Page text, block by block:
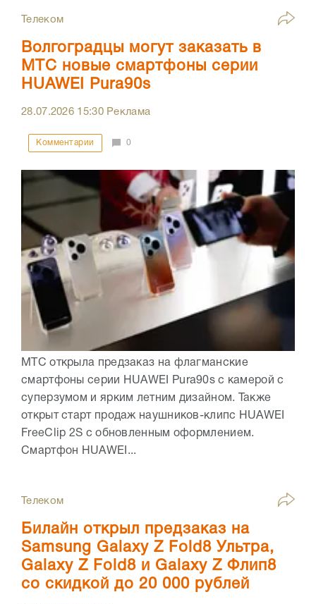
Телеком
Волгоградцы могут заказать в
МТС новые смартфоны серии
HUAWEI Pura90s
28.07.2026 15:30Реклама
Комментарии 0
МТС открыла предзаказ на флагманские
смартфоны серии HUAWEI Pura90s с камерой с
суперзумом и ярким летним дизайном. Также
открыт старт продаж наушников-клипс HUAWEI
FreeClip 2S с обновленным оформлением.
Смартфон HUAWEI...
Телеком
Билайн открыл предзаказ на
Samsung Galaxy Z Fold8 Ультра,
Galaxy Z Fold8 и Galaxy Z Флип8
со скидкой до 20 000 рублей